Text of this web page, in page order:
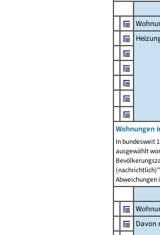
Wohnungen
In bundesweit
ausgewählt
Abweichungen
Davon